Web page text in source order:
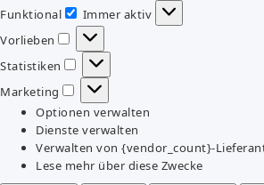
Funktional
Funktional
Immer aktiv
Vorlieben
Vorlieben
Statistiken
Statistiken
Marketing
Marketing
Optionen verwalten
Dienste verwalten
Verwalten von {vendor_count}-
Lese mehr über diese Zwecke